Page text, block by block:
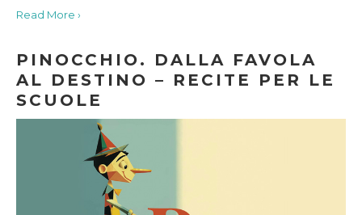
Read More ›
PINOCCHIO. DALLA FAVOLA
AL DESTINO – RECITE PER LE
SCUOLE